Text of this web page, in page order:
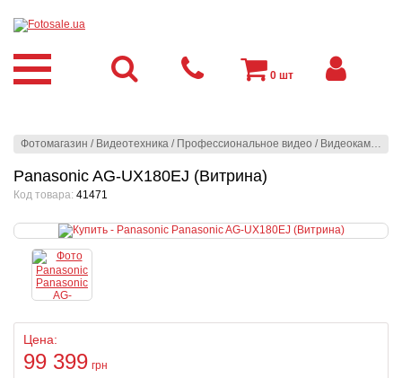
Фотомагазин / Видеотехника / Профессиональное видео / Видеокамеры
Panasonic AG-UX180EJ (Витрина)
Код товара: 41471
Цена:
99 399 грн
0 шт